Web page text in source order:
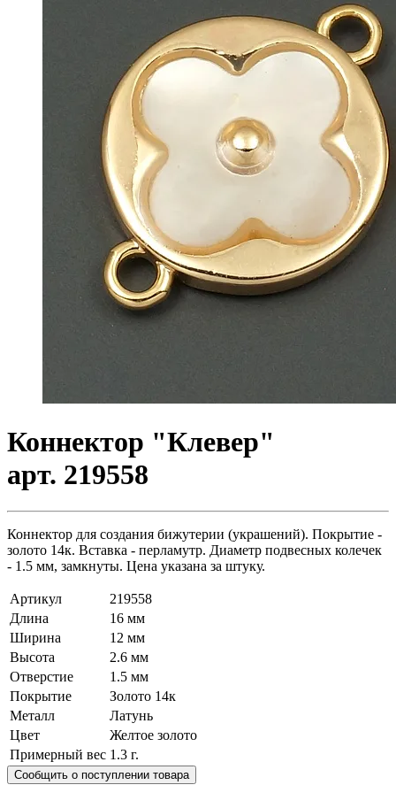
Коннектор "Клевер"
арт. 219558
Коннектор для создания бижутерии (украшений). Покрытие -
золото 14к. Вставка - перламутр. Диаметр подвесных колечек
- 1.5 мм, замкнуты. Цена указана за штуку.
Артикул
219558
Длина
16 мм
Ширина
12 мм
Высота
2.6 мм
Отверстие
1.5 мм
Покрытие
Золото 14к
Металл
Латунь
Цвет
Желтое золото
Примерный вес 1.3 г.
Сообщить о поступлении товара